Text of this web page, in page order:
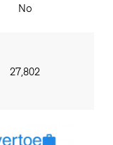
No
27,802